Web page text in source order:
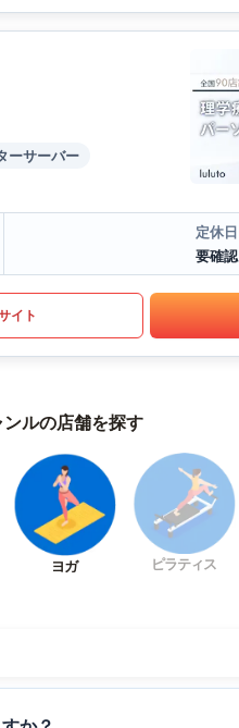
ーサーバー
定休日
要確認
イト
ルの店舗を探す
ヨガ ピラティス